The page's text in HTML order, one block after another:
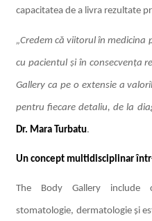
capacitatea de a livra rezultate
„Credem că viitorul în
cu pacientul și în consecvența
Gallery ca pe o extensie a
pentru fiecare detaliu, de la
Dr. Mara Turbatu.
Un concept multidisciplinar
The Body Gallery include
stomatologie, dermatologie și